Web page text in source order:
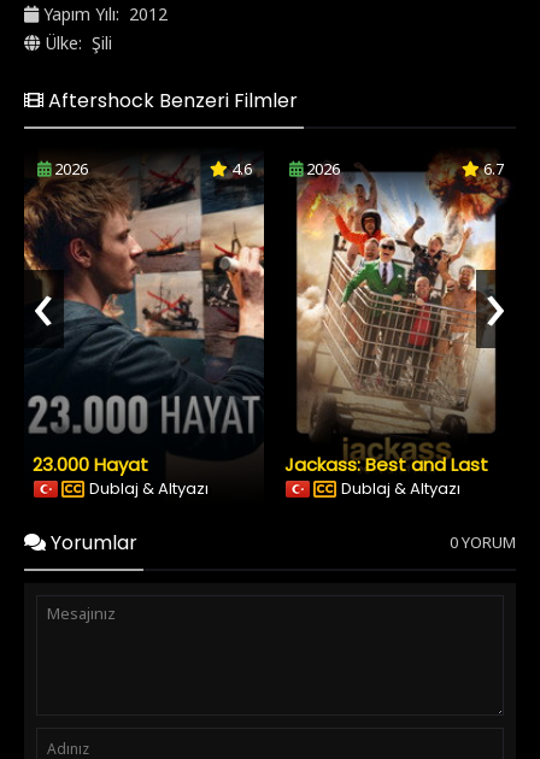
Yapım Yılı: 2012
Ülke: Şili
Aftershock Benzeri Filmler
2026 4.6
23.000 Hayat
Dublaj & Altyazı
2026 6.7
Jackass: Best and Last
Dublaj & Altyazı
‹ ›
Yorumlar 0 YORUM